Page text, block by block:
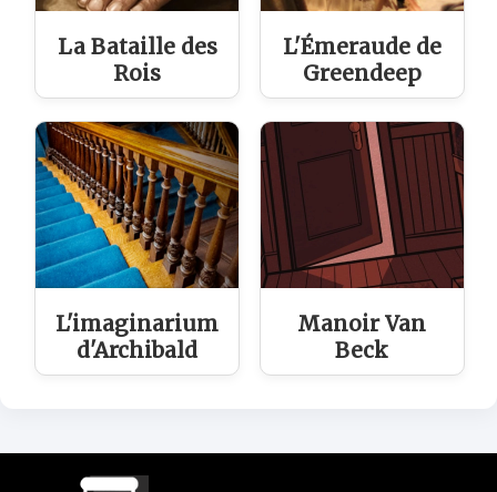
La Bataille des
Rois
L'Émeraude de
Greendeep
L'imaginarium
d'Archibald
Manoir Van
Beck